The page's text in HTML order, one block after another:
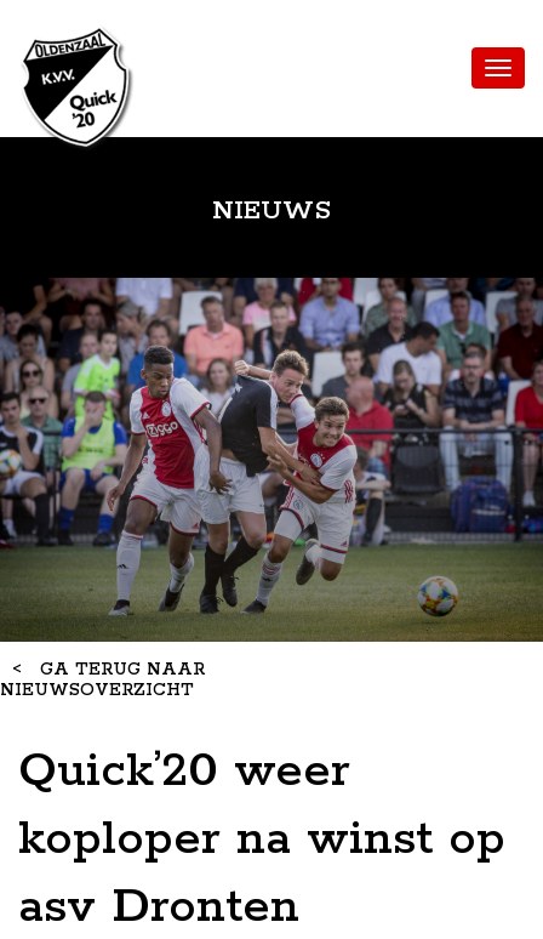
NIEUWS
< GA TERUG NAAR
NIEUWSOVERZICHT
Quick’20 weer
koploper na winst op
asv Dronten